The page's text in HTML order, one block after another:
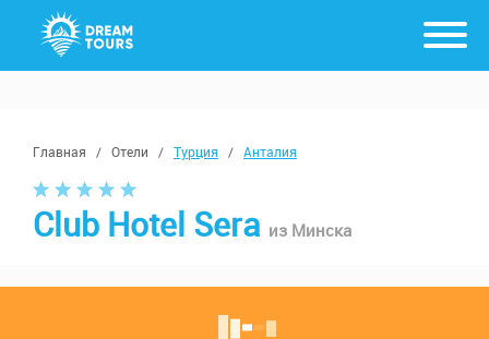
Главная / Отели / Турция / Анталия
Club Hotel Sera из Минска